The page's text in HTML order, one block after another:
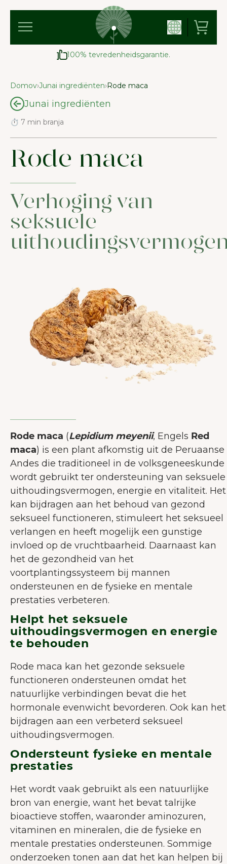
100% tevredenheidsgarantie.
Domov›Junai ingrediënten›Rode maca
Junai ingrediënten
⏱ 7 min branja
Rode maca
Verhoging van
seksuele
Rode maca (Lepidium meyenii, Engels Red
maca) is een plant afkomstig uit de Peruaanse
Andes die traditioneel in de volksgeneeskunde
wordt gebruikt ter ondersteuning van seksuele
uithoudingsvermogen, energie en vitaliteit. Het
kan bijdragen aan het behoud van gezond
seksueel functioneren, stimuleert het seksueel
verlangen en heeft mogelijk een gunstige
invloed op de vruchtbaarheid. Daarnaast kan
het de gezondheid van het
voortplantingssysteem bij mannen
ondersteunen en de fysieke en mentale
prestaties verbeteren.
Helpt het seksuele
uithoudingsvermogen en energie
te behouden
Rode maca kan het gezonde seksuele
functioneren ondersteunen omdat het
natuurlijke verbindingen bevat die het
hormonale evenwicht bevorderen. Ook kan het
bijdragen aan een verbeterd seksueel
uithoudingsvermogen.
Ondersteunt fysieke en mentale
prestaties
Het wordt vaak gebruikt als een natuurlijke
bron van energie, want het bevat talrijke
bioactieve stoffen, waaronder aminozuren,
vitaminen en mineralen, die de fysieke en
mentale prestaties ondersteunen. Sommige
onderzoeken tonen aan dat het kan helpen bij